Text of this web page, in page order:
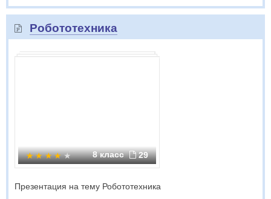
Робототехника
8 класс 29
Презентация на тему Робототехника